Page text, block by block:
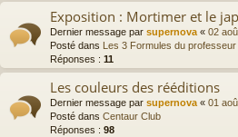
Exposition : Mortimer et le
Dernier message par supernova « 02
Posté dans Les 3 Formules du
Réponses : 11
Les couleurs des rééditions
Dernier message par supernova « 01
Posté dans Centaur Club
Réponses : 98